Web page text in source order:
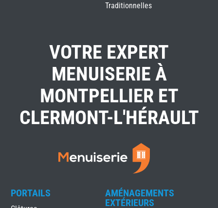
Traditionnelles
VOTRE EXPERT
MENUISERIE À
MONTPELLIER ET
CLERMONT-L'HÉRAULT
PORTAILS
AMÉNAGEMENTS
EXTÉRIEURS